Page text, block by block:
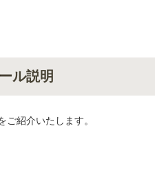
ル説明
紹介いたします。